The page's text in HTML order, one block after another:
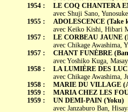
1954 :
1955 :
1957 :
1957 :
1958 :
1958 :
1959 :
1959 :
LE COQ CHANTERA
avec Shuji Sano,
ADOLESCENCE (Take
avec Keiko Kishi, Hibari
LE CORBEAU JAUNE
avec Chikage Awashima,
CHANT FUNÈBRE
avec Yoshiko Kuga,
LA LUMIÈRE DES
avec Chikage Awashima,
MARIE DU VILLAGE
MARIA CHEZ LES
UN DEMI-PAIN (Yoku)
avec Janzaburo Ban,